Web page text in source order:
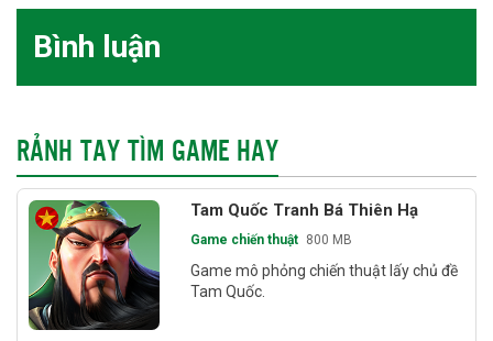
Bình luận
RẢNH TAY TÌM GAME HAY
Tam Quốc Tranh Bá Thiên Hạ
Game chiến thuật 800 MB
Game mô phỏng chiến thuật lấy chủ đề
Tam Quốc.